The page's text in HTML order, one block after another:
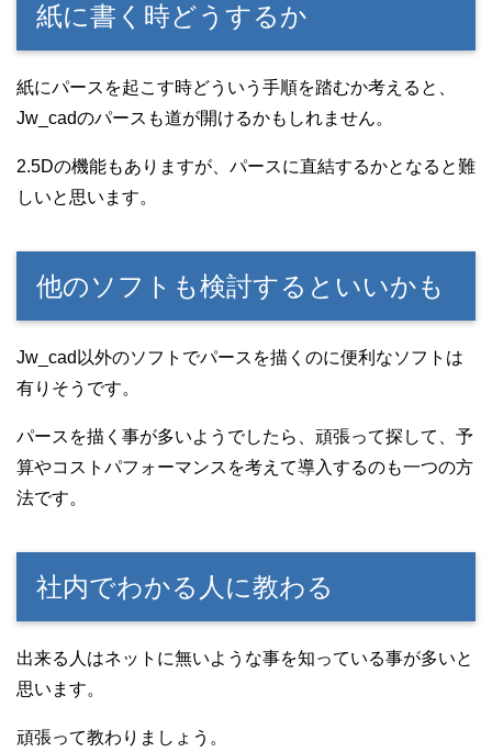
紙に書く時どうするか
紙にパースを起こす時どういう手順を踏むか考えると、
Jw_cadのパースも道が開けるかもしれません。
2.5Dの機能もありますが、パースに直結するかとなると難
しいと思います。
他のソフトも検討するといいかも
Jw_cad以外のソフトでパースを描くのに便利なソフトは
有りそうです。
パースを描く事が多いようでしたら、頑張って探して、予
算やコストパフォーマンスを考えて導入するのも一つの方
法です。
社内でわかる人に教わる
出来る人はネットに無いような事を知っている事が多いと
思います。
頑張って教わりましょう。